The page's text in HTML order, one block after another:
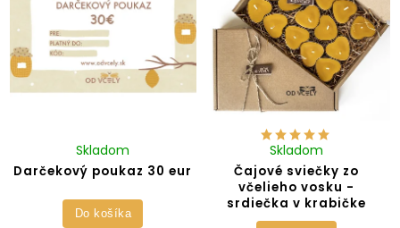
Darčekový poukaz 30 eur
Skladom
Do košíka
Čajové sviečky zo
včelieho vosku -
srdiečka v krabičke
Skladom